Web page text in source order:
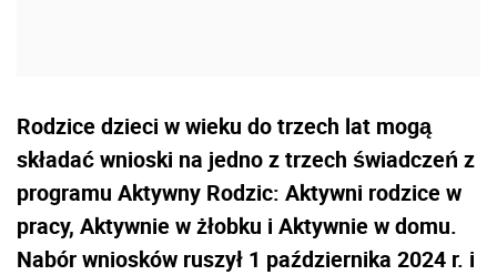
Rodzice dzieci w wieku do trzech lat mogą
składać wnioski na jedno z trzech świadczeń z
programu Aktywny Rodzic: Aktywni rodzice w
pracy, Aktywnie w żłobku i Aktywnie w domu.
Nabór wniosków ruszył 1 października 2024 r. i